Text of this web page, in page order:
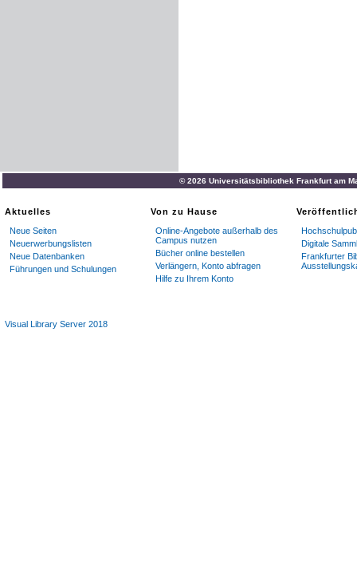
© 2026 Universitätsbibliothek Frankfurt am
Aktuelles
Neue Seiten
Neuerwerbungslisten
Neue Datenbanken
Führungen und Schulungen
Von zu Hause
Online-Angebote außerhalb des
Campus nutzen
Bücher online bestellen
Verlängern, Konto abfragen
Hilfe zu Ihrem Konto
Digitale
Frankfurter
Visual Library Server 2018